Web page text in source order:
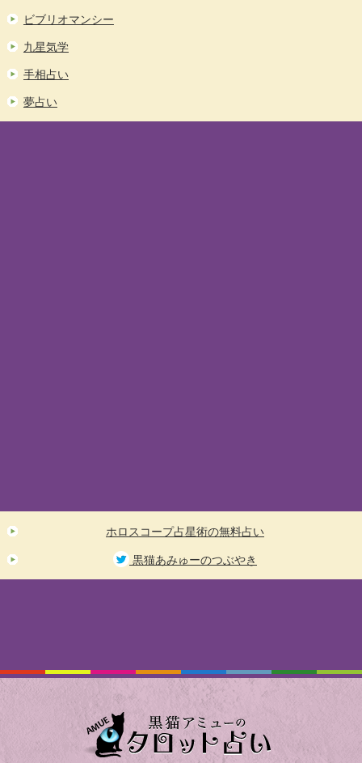
ビブリオマンシー
九星気学
手相占い
夢占い
ホロスコープ占星術の無料占い
黒猫あみゅーのつぶやき